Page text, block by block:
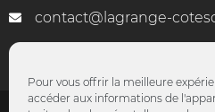
Pour vous offrir la meilleure
accéder aux informations de
contact@lagrange-